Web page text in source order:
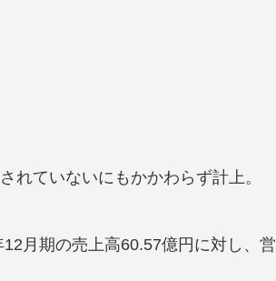
れていないにもかかわらず計上。
月期の売上高60.57億円に対し、営